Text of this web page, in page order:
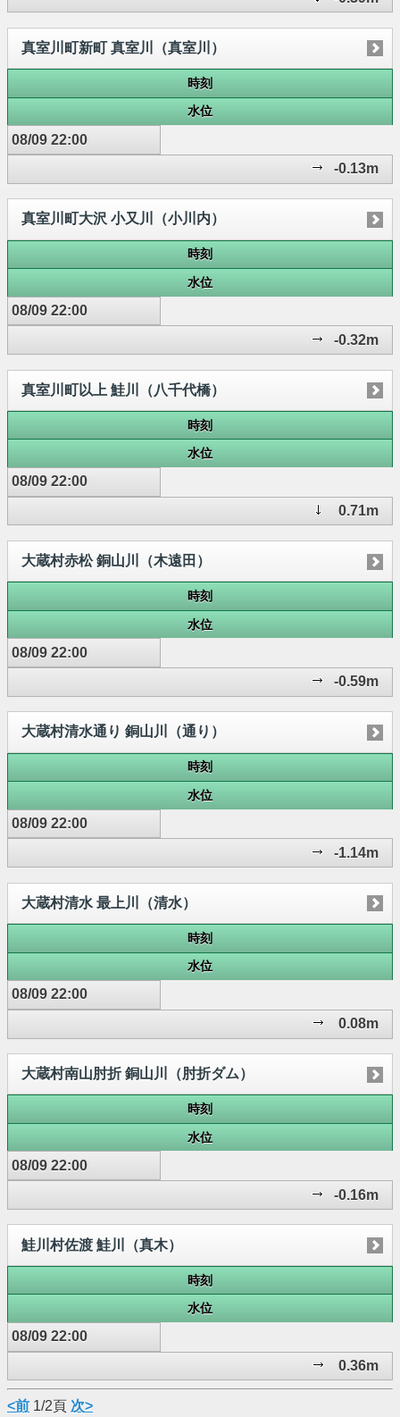
真室川町新町 真室川（真室川）
時刻
水位
08/09 22:00
-0.13m
真室川町大沢 小又川（小川内）
時刻
水位
08/09 22:00
-0.32m
真室川町以上 鮭川（八千代橋）
時刻
水位
08/09 22:00
0.71m
大蔵村赤松 銅山川（木遠田）
時刻
水位
08/09 22:00
-0.59m
大蔵村清水通り 銅山川（通り）
時刻
水位
08/09 22:00
-1.14m
大蔵村清水 最上川（清水）
時刻
水位
08/09 22:00
0.08m
大蔵村南山肘折 銅山川（肘折ダム）
時刻
水位
08/09 22:00
-0.16m
鮭川村佐渡 鮭川（真木）
時刻
水位
08/09 22:00
0.36m
<前 1/2頁 次>